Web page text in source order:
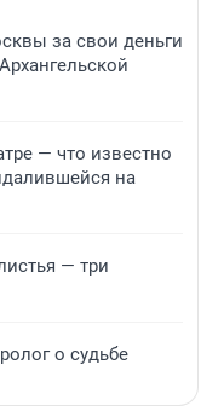
за свои деньги
— что известно
на
— три
о судьбе